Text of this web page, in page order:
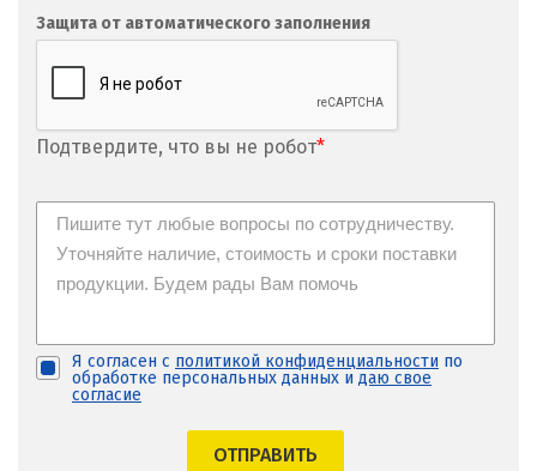
Защита от автоматического заполнения
Подтвердите, что вы не робот*
Я согласен с политикой конфиденциальности по
обработке персональных данных и даю свое
согласие
ОТПРАВИТЬ